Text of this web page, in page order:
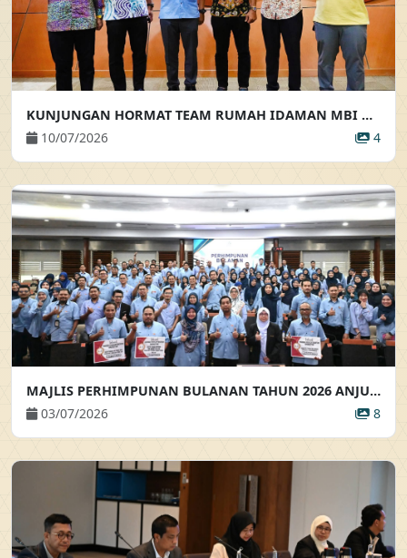
KUNJUNGAN HORMAT TEAM RUMAH IDAMAN MBI KE ATAS PEMANGKU PENGARAH EKSEKUTIF
10/07/2026
4
MAJLIS PERHIMPUNAN BULANAN TAHUN 2026 ANJURAN BAHAGIAN KHIDMAT PENGURUSAN
03/07/2026
8